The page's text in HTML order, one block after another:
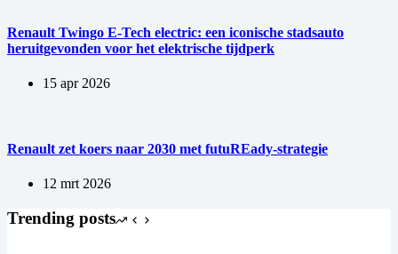
Renault Twingo E-Tech electric: een iconische stadsauto
heruitgevonden voor het elektrische tijdperk
15 apr 2026
Renault zet koers naar 2030 met futuREady-strategie
12 mrt 2026
Trending posts